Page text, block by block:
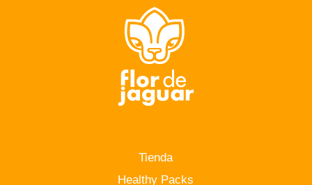
Tienda
Healthy Packs